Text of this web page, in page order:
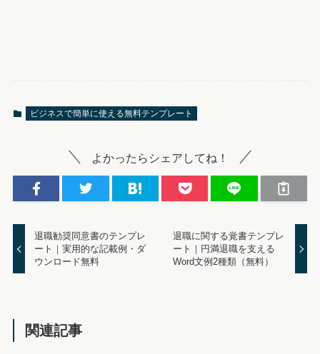
ビジネスで簡単に使える無料テンプレート
よかったらシェアしてね！
退職勧奨同意書のテンプレ
ート｜実用的な記載例・ダ
ウンロード無料
退職に関する覚書テンプレ
ート｜円満退職を支える
Word文例2種類（無料）
関連記事